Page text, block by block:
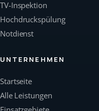
TV-Inspektion
Hochdruckspülung
Notdienst
UNTERNEHMEN
Startseite
Alle Leistungen